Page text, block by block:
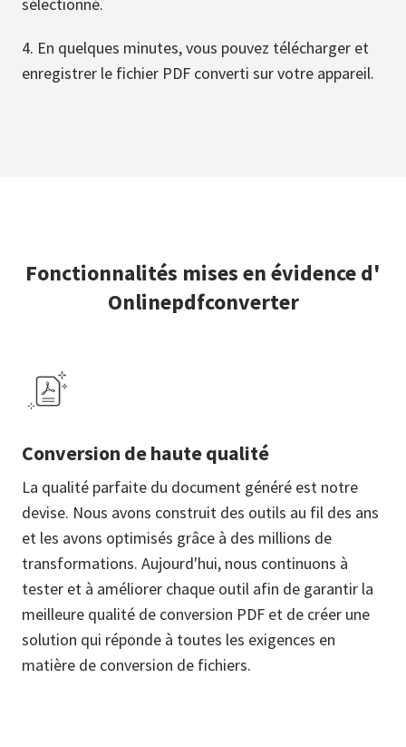
En quelques minutes, vous pouvez télécharger et
enregistrer le fichier PDF converti sur votre appareil.
Fonctionnalités mises en évidence d'
Onlinepdfconverter
Conversion de haute qualité
La qualité parfaite du document généré est notre
devise. Nous avons construit des outils au fil des ans
et les avons optimisés grâce à des millions de
transformations. Aujourd'hui, nous continuons à
tester et à améliorer chaque outil afin de garantir la
meilleure qualité de conversion PDF et de créer une
solution qui réponde à toutes les exigences en
matière de conversion de fichiers.